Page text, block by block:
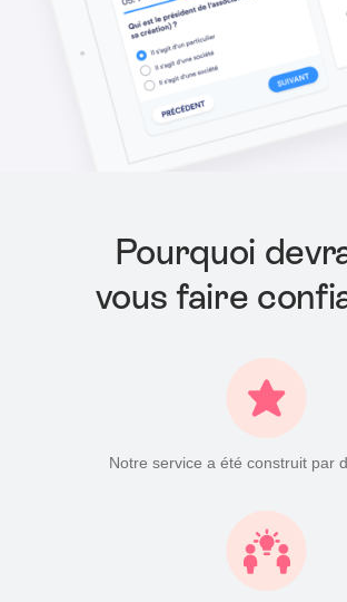
Pourquoi
vous faire
Notre service a été construit par